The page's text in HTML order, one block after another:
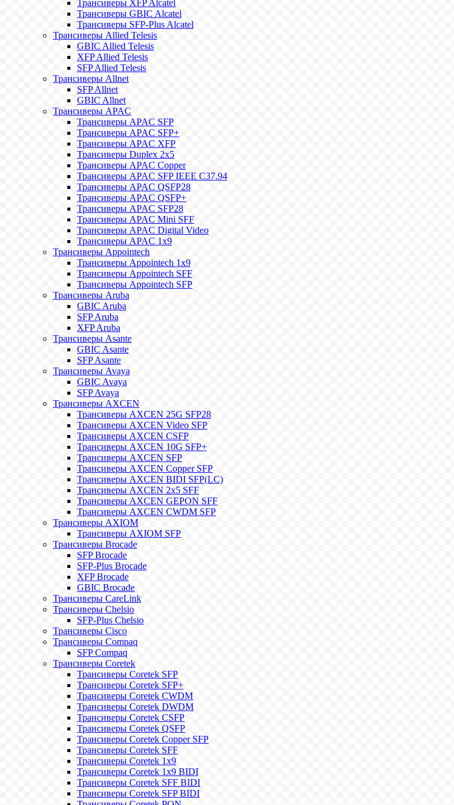
Трансиверы XFP Alcatel
Трансиверы GBIC Alcatel
Трансиверы SFP-Plus Alcatel
Трансиверы Allied Telesis
GBIC Allied Telesis
XFP Allied Telesis
SFP Allied Telesis
Трансиверы Allnet
SFP Allnet
GBIC Allnet
Трансиверы APAC
Трансиверы APAC SFP
Трансиверы APAC SFP+
Трансиверы APAC XFP
Трансиверы Duplex 2x5
Трансиверы APAC Copper
Трансиверы APAC SFP IEEE C37.94
Трансиверы APAC QSFP28
Трансиверы APAC QSFP+
Трансиверы APAC SFP28
Трансиверы APAC Mini SFF
Трансиверы APAC Digital Video
Трансиверы APAC 1x9
Трансиверы Appointech
Трансиверы Appointech 1x9
Трансиверы Appointech SFF
Трансиверы Appointech SFP
Трансиверы Aruba
GBIC Aruba
SFP Aruba
XFP Aruba
Трансиверы Asante
GBIC Asante
SFP Asante
Трансиверы Avaya
GBIC Avaya
SFP Avaya
Трансиверы AXCEN
Трансиверы AXCEN 25G SFP28
Трансиверы AXCEN Video SFP
Трансиверы AXCEN CSFP
Трансиверы AXCEN 10G SFP+
Трансиверы AXCEN SFP
Трансиверы AXCEN Copper SFP
Трансиверы AXCEN BIDI SFP(LC)
Трансиверы AXCEN 2x5 SFF
Трансиверы AXCEN GEPON SFF
Трансиверы AXCEN CWDM SFP
Трансиверы AXIOM
Трансиверы AXIOM SFP
Трансиверы Brocade
SFP Brocade
SFP-Plus Brocade
XFP Brocade
GBIC Brocade
Трансиверы CareLink
Трансиверы Chelsio
SFP-Plus Chelsio
Трансиверы Cisco
Трансиверы Compaq
SFP Compaq
Трансиверы Coretek
Трансиверы Coretek SFP
Трансиверы Coretek SFP+
Трансиверы Coretek CWDM
Трансиверы Coretek DWDM
Трансиверы Coretek CSFP
Трансиверы Coretek QSFP
Трансиверы Coretek Copper SFP
Трансиверы Coretek SFF
Трансиверы Coretek 1x9
Трансиверы Coretek 1x9 BIDI
Трансиверы Coretek SFF BIDI
Трансиверы Coretek SFP BIDI